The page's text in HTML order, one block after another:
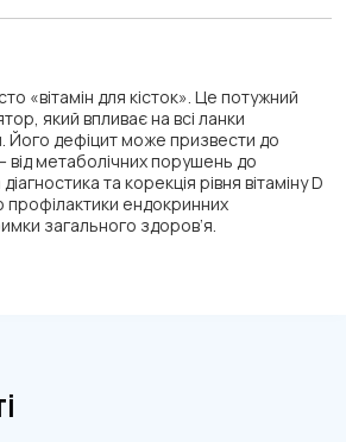
«вітамін для кісток». Це потужний
який впливає на всі ланки
Його дефіцит може призвести до
від метаболічних порушень до
та корекція рівня вітаміну D
ендокринних
загального здоров’я.